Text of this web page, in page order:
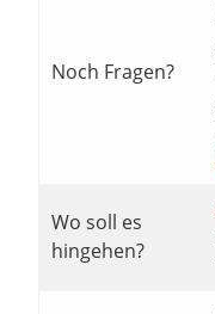
Noch Fragen?
Wo soll es
hingehen?